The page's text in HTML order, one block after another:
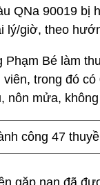
QNa 90019 bị
lý/giờ, theo
Phạm Bé làm
trong đó có
nôn mửa,
gặp nạn đã